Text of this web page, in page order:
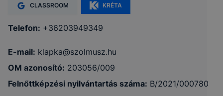
CLASSROOM KRÉTA
Telefon: +36203949349
E-mail: klapka@szolmusz.hu
OM azonosító: 203056/009
Felnőttképzési nyilvántartás száma: B/2021/000780